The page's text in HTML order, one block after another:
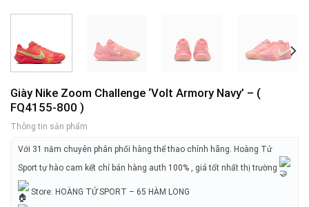
Giày Nike Zoom Challenge ‘Volt Armory Navy’ – (
FQ4155-800 )
Thông tin sản phẩm
Với 31 năm chuyên phân phối hàng thể thao chính hãng. Hoàng Tử
Sport tự hào cam kết chỉ bán hàng auth 100% , giá tốt nhất thị trường
Store: HOÀNG TỬ SPORT – 65 HÀM LONG